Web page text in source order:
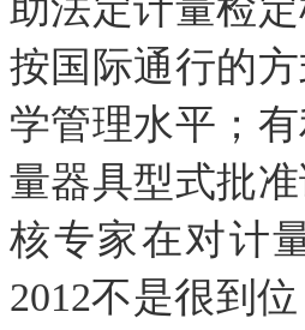
按国际通行的
学管理水平；
量器具型式批
核专家在对计
2012不是很到